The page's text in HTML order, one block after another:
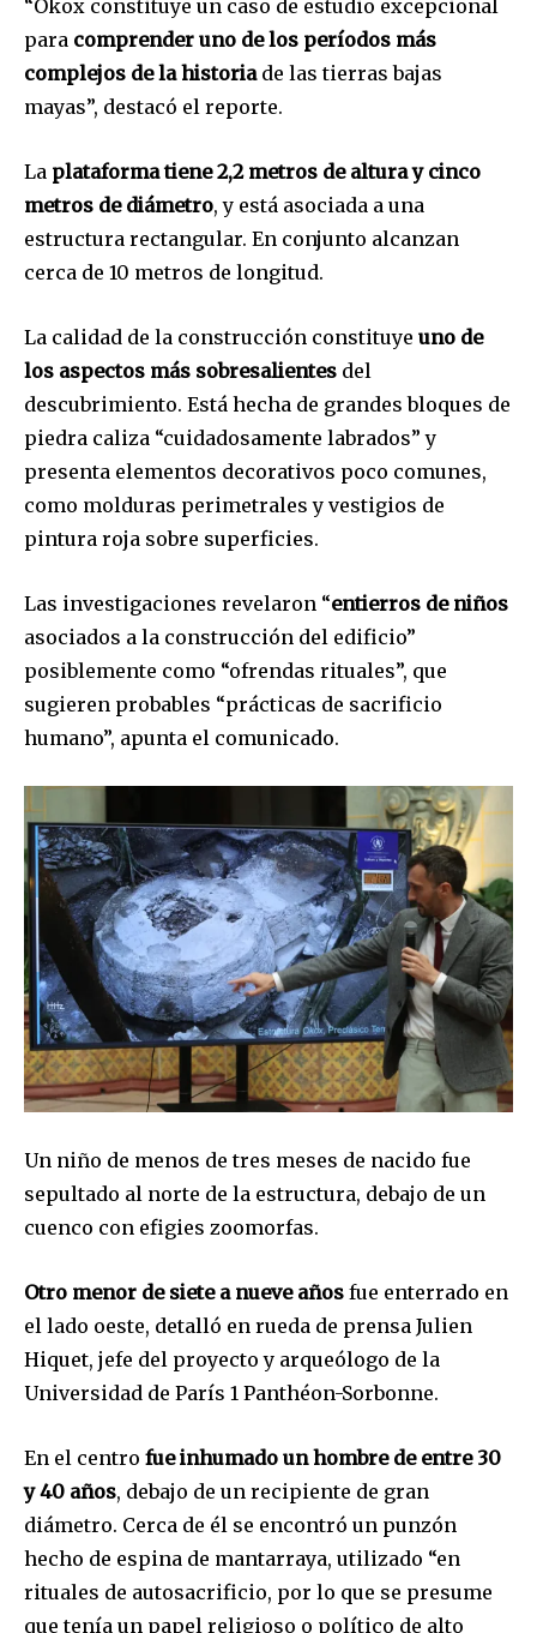
Únete a nuestra comunidad de
conversación.
Para suscribirte, solo escribe tu dirección de correo eletrónico
y da click en el botón de "suscribir". No te preocupes,
respetamos tu privacidad y no enviaremos correo basura a tu
INBOX. Tu información está segura con nosotros.
SUSCRIBIR
Acepto la Política de Privacidad
“Okox constituye un caso de estudio excepcional
para comprender uno de los períodos más
complejos de la historiade las tierras bajas
mayas”, destacó el reporte.
La plataforma tiene 2,2 metros de altura y cinco
metros de diámetro, y está asociada a una
estructura rectangular. En conjunto alcanzan
cerca de 10 metros de longitud.
La calidad de la construcción constituye uno de
los aspectos más sobresalientes del
descubrimiento. Está hecha de grandes bloques de
piedra caliza “cuidadosamente labrados” y
presenta elementos decorativos poco comunes,
como molduras perimetrales y vestigios de
pintura roja sobre superficies.
Las investigaciones revelaron “entierros de niños
asociados a la construcción del edificio”
posiblemente como “ofrendas rituales”, que
sugieren probables “prácticas de sacrificio
humano”, apunta el comunicado.
Un niño de menos de tres meses de nacido fue
sepultado al norte de la estructura, debajo de un
cuenco con efigies zoomorfas.
Otro menor de siete a nueve años fue enterrado en
el lado oeste, detalló en rueda de prensa Julien
Hiquet, jefe del proyecto y arqueólogo de la
Universidad de París 1 Panthéon-Sorbonne.
En el centro fue inhumado un hombre de entre 30
y 40 años, debajo de un recipiente de gran
diámetro. Cerca de él se encontró un punzón
hecho de espina de mantarraya, utilizado “en
rituales de autosacrificio, por lo que se presume
que tenía un papel religioso o político de alto